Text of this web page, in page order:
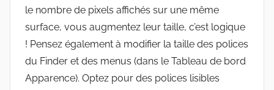
le nombre de pixels affichés sur une même
surface, vous augmentez leur taille, c’est logique
! Pensez également à modifier la taille des polices
du Finder et des menus (dans le Tableau de bord
Apparence). Optez pour des polices lisibles